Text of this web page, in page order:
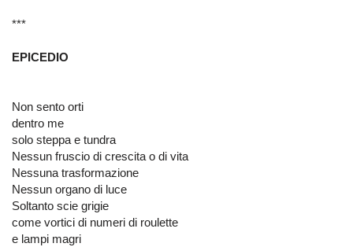
***
EPICEDIO
Non sento orti
dentro me
solo steppa e tundra
Nessun fruscio di crescita o di vita
Nessuna trasformazione
Nessun organo di luce
Soltanto scie grigie
come vortici di numeri di roulette
e lampi magri